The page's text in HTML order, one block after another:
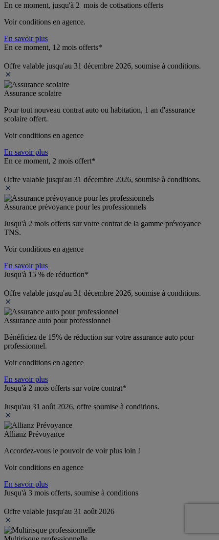
En ce moment, jusqu'à 2  mois de cotisations offerts
Voir conditions en agence.
En savoir plus
En ce moment, 12 mois offerts*
Offre valable jusqu'au 31 décembre 2026, soumise à conditions.
Assurance scolaire
Pour tout nouveau contrat auto ou habitation, 1 an d'assurance
scolaire offert.
Voir conditions en agence
En savoir plus
En ce moment, 2 mois offert*
Offre valable jusqu'au 31 décembre 2026, soumise à conditions.
Assurance prévoyance pour les professionnels
Jusqu'à 2 mois offerts sur votre contrat de la gamme prévoyance
TNS.
Voir conditions en agence
En savoir plus
Jusqu'à 15 % de réduction*
Offre valable jusqu'au 31 décembre 2026, soumise à conditions.
Assurance auto pour professionnel
Bénéficiez de 15% de réduction sur votre assurance auto pour
professionnel.
Voir conditions en agence
En savoir plus
Jusqu'à 2 mois offerts sur votre contrat*
Jusqu'au 31 août 2026, offre soumise à conditions.
Allianz Prévoyance
Accordez-vous le pouvoir de voir plus loin !
Voir conditions en agence
En savoir plus
Jusqu'à 3 mois offerts, soumise à conditions
Offre valable jusqu'au 31 août 2026